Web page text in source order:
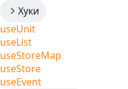
Хуки
useUnit
useList
useStoreMap
useStore
useEvent